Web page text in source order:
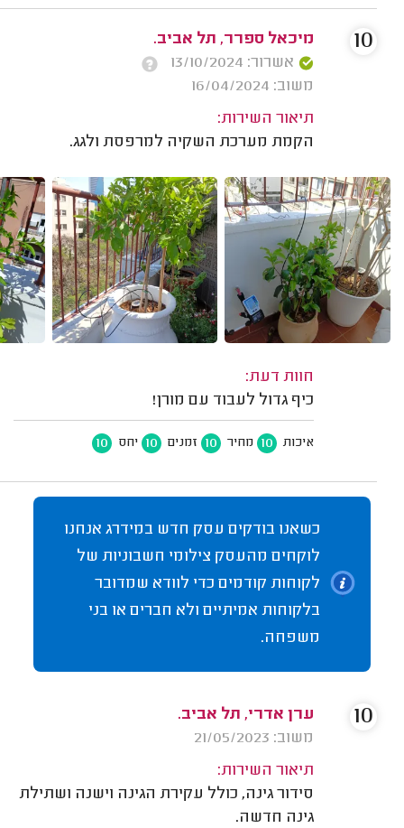
מיכאל ספרר, תל אביב.
אשרור: 13/10/2024
משוב: 16/04/2024
תיאור השירות:
הקמת מערכת השקיה למרפסת ולגג.
חוות דעת:
כיף גדול לעבוד עם מורן!
איכות 10 מחיר 10 זמנים 10 יחס 10
10
כשאנו בודקים עסק חדש במידרג אנחנו
לוקחים מהעסק צילומי חשבוניות של
לקוחות קודמים כדי לוודא שמדובר
בלקוחות אמיתיים ולא חברים או בני
משפחה.
ערן אדרי, תל אביב.
משוב: 21/05/2023
תיאור השירות:
סידור גינה, כולל עקירת הגינה וישנה ושתילת
גינה חדשה.
10